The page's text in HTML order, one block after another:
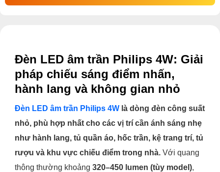
Đèn LED âm trần Philips 4W: Giải
pháp chiếu sáng điểm nhấn,
hành lang và không gian nhỏ
Đèn LED âm trần Philips 4W là dòng đèn công suất
nhỏ, phù hợp nhất cho các vị trí cần ánh sáng nhẹ
như hành lang, tủ quần áo, hốc trần, kệ trang trí, tủ
rượu và khu vực chiếu điểm trong nhà. Với quang
thông thường khoảng 320–450 lumen (tùy model),